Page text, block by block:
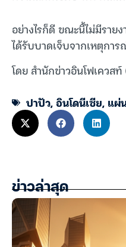
อย่างไรก็ดี ขณะนี้ไม่มีราย
ได้รับบาดเจ็บจากเหตุกา
โดย สำนักข่าวอินโฟเควส
ปาปัว,อินโดนีเซีย, แผ่
ข่าวล่าสุด